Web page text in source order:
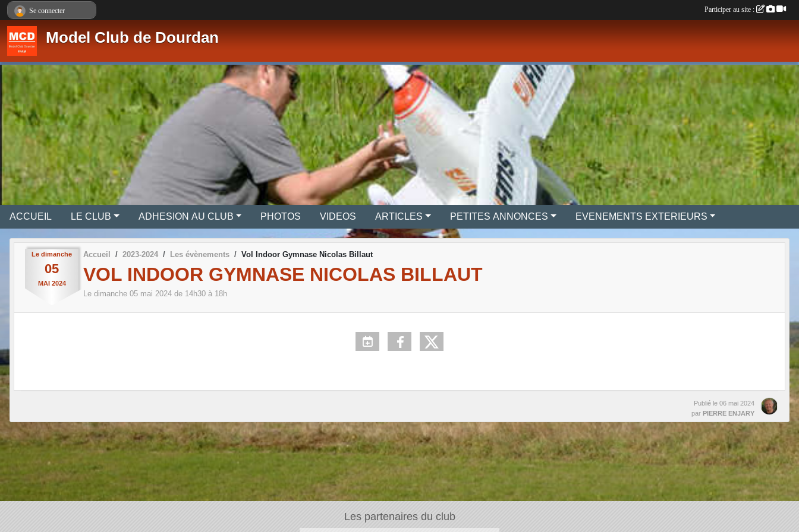
Model Club de Dourdan
ACCUEIL LE CLUB ADHESION AU CLUB PHOTOS VIDEOS ARTICLES PETITES ANNONCES EVENEMENTS EXTERIEURS
Le dimanche
05
MAI 2024
Accueil 2023-2024 Les évènements Vol Indoor Gymnase Nicolas Billaut
VOL INDOOR GYMNASE NICOLAS BILLAUT
Le dimanche 05 mai 2024 de 14h30 à 18h
Publié le 06 mai 2024
par PIERRE ENJARY
Les partenaires du club
Se connecter Participer au site :
Panneau de gestion des cookies